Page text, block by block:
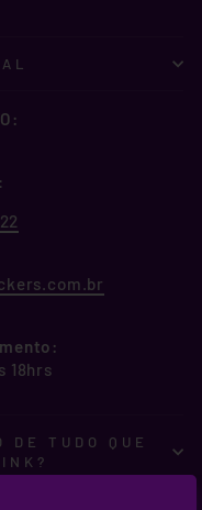
:
18hrs
DE TUDO QUE